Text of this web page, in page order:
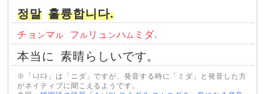
정말 훌륭합니다.
チョ ン マ ル フ ル リュ ンハム ミダ.
本当に 素晴らしいです。
※「니다」は「ニダ」ですが、発音する時に「ミダ」と発音した方
がネイティブに聞こえるようです。